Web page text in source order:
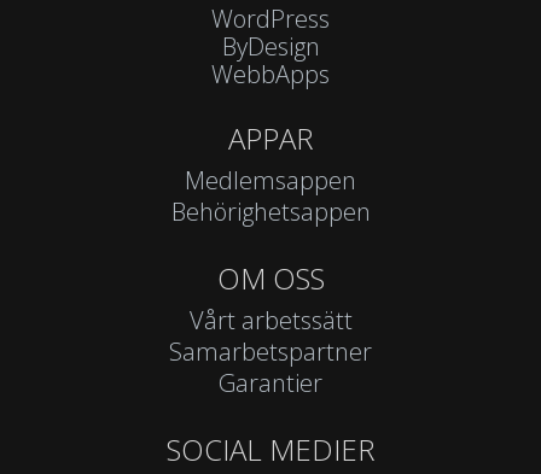
WordPress
ByDesign
WebbApps
APPAR
Medlemsappen
Behörighetsappen
OM OSS
Vårt arbetssätt
Samarbetspartner
Garantier
SOCIAL MEDIER